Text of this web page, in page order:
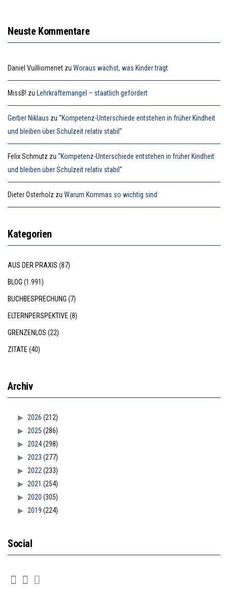
Neuste Kommentare
Daniel Vuilliomenet zu Woraus wächst, was Kinder trägt
MissB! zu Lehrkräftemangel – staatlich gefördert
Gerber Niklaus zu “Kompetenz-Unterschiede entstehen in früher Kindheit
und bleiben über Schulzeit relativ stabil”
Felix Schmutz zu “Kompetenz-Unterschiede entstehen in früher Kindheit
und bleiben über Schulzeit relativ stabil”
Dieter Osterholz zu Warum Kommas so wichtig sind
Kategorien
AUS DER PRAXIS (87)
BLOG (1.991)
BUCHBESPRECHUNG (7)
ELTERNPERSPEKTIVE (8)
GRENZENLOS (22)
ZITATE (40)
Archiv
2026 (212)
2025 (286)
2024(298)
2023 (277)
2022 (233)
2021 (254)
2020 (305)
2019 (224)
Social